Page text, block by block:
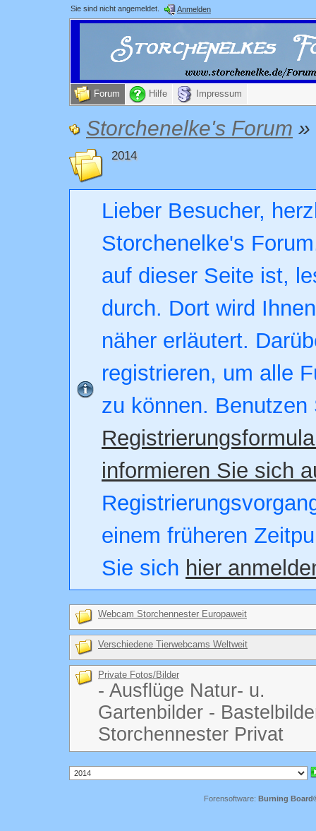
Sie sind nicht angemeldet. Anmelden
Forum Hilfe Impressum
Storchenelke's Forum »
2014
Lieber Besucher,
Storchenelke's
auf dieser Seite ist,
durch. Dort wird
näher erläutert.
registrieren, um alle
zu können. Benutzen
informieren Sie sich
einem früheren
Sie sich hier
Webcam Storchennester Europaweit
Verschiedene Tierwebcams Weltweit
Private Fotos/Bilder
- Ausflüge Natur- u.
Gartenbilder -
Storchennester Privat
Forensoftware: Burning